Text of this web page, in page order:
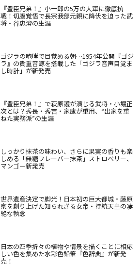
『豊臣兄弟！』小一郎の5万の大軍に徹底抗
戦！切腹覚悟で長宗我部元親に降伏を迫った武
将・谷忠澄の生涯
ゴジラの咆哮で目覚める朝…1954年公開『ゴジ
ラ』の貴重音源を搭載した「ゴジラ音声目覚ま
し時計」が新発売
『豊臣兄弟！』で萩原護が演じる武将・小堀正
次とは？秀長・秀吉・家康が重用、“出家を重
ねた実務派”の生涯
しっかり抹茶の味わい、さらに果実の香りも楽
しめる「無糖フレーバー抹茶」ストロベリー、
マンゴー新発売
世界遺産決定で脚光！日本初の巨大都城・藤原
京を創り上げた知られざる女帝・持統天皇の凄
絶な執念
日本の四季折々の植物や情景を描くことに相応
しい色を集めた水彩色鉛筆『色辞典』が新発
売！